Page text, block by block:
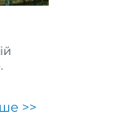
>>